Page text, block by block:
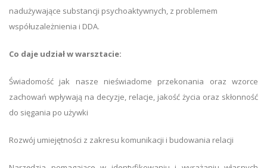
nadużywające substancji psychoaktywnych, z problemem
współuzależnienia i DDA.
Co daje udział w warsztacie:
Świadomość jak nasze nieświadome przekonania oraz wzorce
zachowań wpływają na decyzje, relacje, jakość życia oraz skłonność
do sięgania po używki
Rozwój umiejętności z zakresu komunikacji i budowania relacji